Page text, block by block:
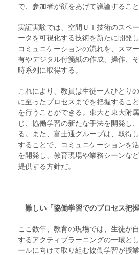
で、参加者が顔をあげて議論するこ
実証実験では、空間ＵＩ技術のスペ
ータを可視化する技術を新たに開発
コミュニケーションの流れを、スマ
有やデジタル付箋紙の作成、操作、
時系列に取得する。
これにより、教員は生徒一人ひとり
に至ったプロセスまでを把握するこ
を行うことができる。東大と東大附
じ、協働学習の新たな手法を開発し
る。また、富士通グループは、取得
することで、コミュニケーションを
を開発し、教育現場や業務シーンな
提供する方針だ。
難しい「協働学習でのプロセス把握
ここ数年、教育の現場では、生徒が
するアクティブラーニングの一環と
ールに向けて取り組む協働学習が授